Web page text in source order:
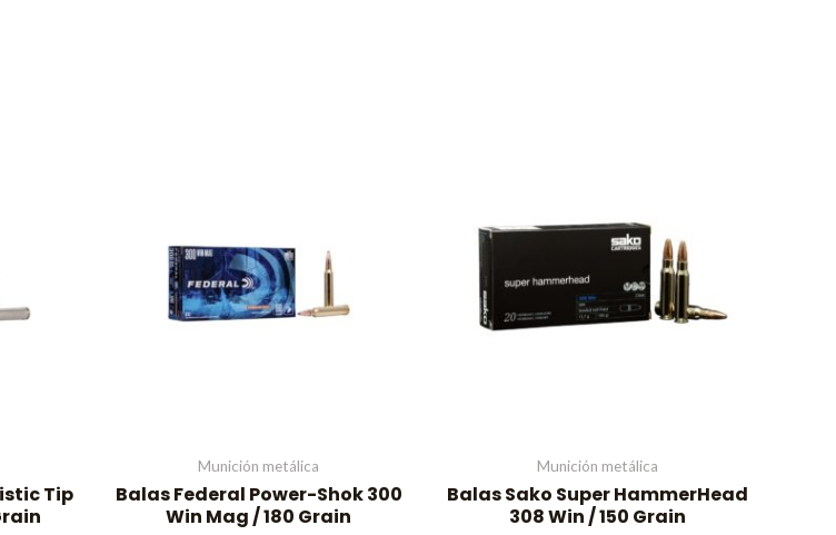
Tip
Munición metálica
Balas Federal Power-Shok 300
Win Mag / 180 Grain
Munición metálica
Balas Sako Super HammerHead
308 Win / 150 Grain